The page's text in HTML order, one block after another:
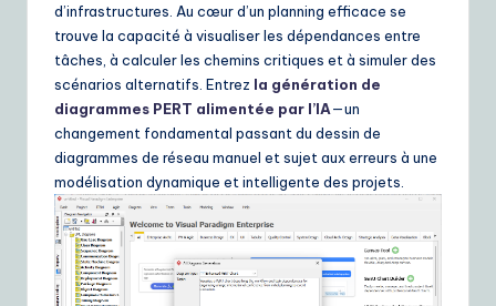
D
ai
ly
G
ui
d
d’infrastructures. Au cœur d’un planning efficace se
trouve la capacité à visualiser les dépendances entre
tâches, à calculer les chemins critiques et à simuler des
scénarios alternatifs. Entrez la génération de
diagrammes PERT alimentée par l’IA—un
changement fondamental passant du dessin de
diagrammes de réseau manuel et sujet aux erreurs à une
modélisation dynamique et intelligente des projets.